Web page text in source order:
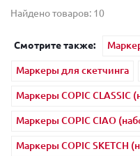
Найдено товаров: 10
Смотрите также:
Маркеры для скетчинга
Маркеры COPIC CLASSIC
Маркеры COPIC CIAO
Маркеры COPIC SKETCH